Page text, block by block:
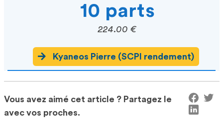
10 parts
224.00 €
Kyaneos Pierre (SCPI rendement)
Vous avez aimé cet article ? Partagez le
avec vos proches.